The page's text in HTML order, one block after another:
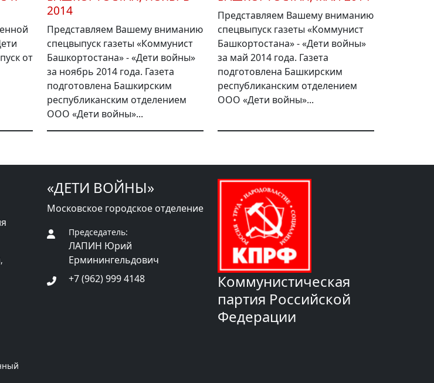
от
2014
Представляем Вашему вниманию
спецвыпуск газеты «Коммунист
Башкортостана» - «Дети войны»
за ноябрь 2014 года. Газета
подготовлена Башкирским
республиканским отделением
ООО «Дети войны»...
Представляем Вашему вниманию
спецвыпуск газеты «Коммунист
Башкортостана» - «Дети войны»
за май 2014 года. Газета
подготовлена Башкирским
республиканским отделением
ООО «Дети войны»...
«ДЕТИ ВОЙНЫ»
Московское городское отделение
Председатель:
ЛАПИН Юрий
Ерминингельдович
+7 (962) 999 4148
Коммунистическая
партия Российской
Федерации